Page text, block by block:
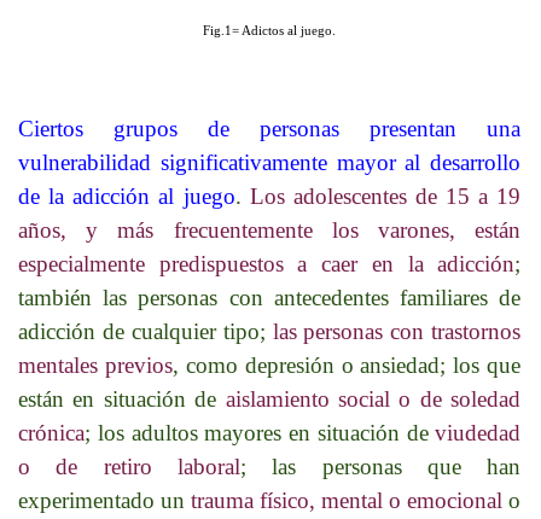
Fig.1= Adictos al juego.
Ciertos grupos de personas presentan una
vulnerabilidad significativamente mayor al desarrollo
de la adicción al juego. Los adolescentes de 15 a 19
años, y más frecuentemente los varones, están
especialmente predispuestos a caer en la adicción;
también las personas con antecedentes familiares de
adicción de cualquier tipo; las personas con trastornos
mentales previos, como depresión o ansiedad; los que
están en situación de aislamiento social o de soledad
crónica; los adultos mayores en situación deviudedad
o de retiro laboral; las personas que han
experimentado untrauma físico, mental o emocional o